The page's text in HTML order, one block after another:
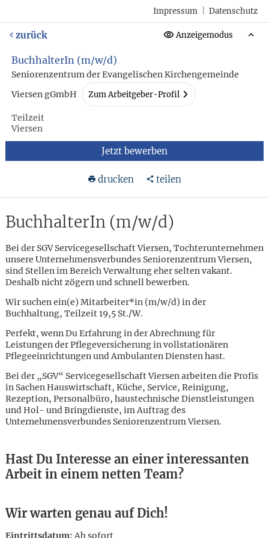
Impressum Datenschutz
zurück Anzeigemodus
BuchhalterIn (m/w/d)
Seniorenzentrum der Evangelischen Kirchengemeinde
Viersen gGmbH
Zum Arbeitgeber-Profil
Teilzeit
Viersen
Jetzt bewerben
drucken teilen
BuchhalterIn (m/w/d)
Bei der SGV Servicegesellschaft Viersen, Tochterunternehmen
unsere Unternehmensverbundes Seniorenzentrum Viersen,
sind Stellen im Bereich Verwaltung eher selten vakant.
Deshalb nicht zögern und schnell bewerben.
Wir suchen ein(e) Mitarbeiter*in (m/w/d) in der
Buchhaltung, Teilzeit 19,5 St./W.
Perfekt, wenn Du Erfahrung in der Abrechnung für
Leistungen der Pflegeversicherung in vollstationären
Pflegeeinrichtungen und Ambulanten Diensten hast.
Bei der „SGV“ Servicegesellschaft Viersen arbeiten die Profis
in Sachen Hauswirtschaft, Küche, Service, Reinigung,
Rezeption, Personalbüro, haustechnische Dienstleistungen
und Hol- und Bringdienste, im Auftrag des
Unternehmensverbundes Seniorenzentrum Viersen.
Hast Du Interesse an einer interessanten
Arbeit in einem netten Team?
Wir warten genau auf Dich!